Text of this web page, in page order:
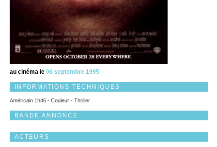
au cinéma le 06 septembre 1995
INFORMATIONS TECHNIQUES
Américain 1h46 - Couleur - Thriller
BANDE ANNONCE
ACTEURS